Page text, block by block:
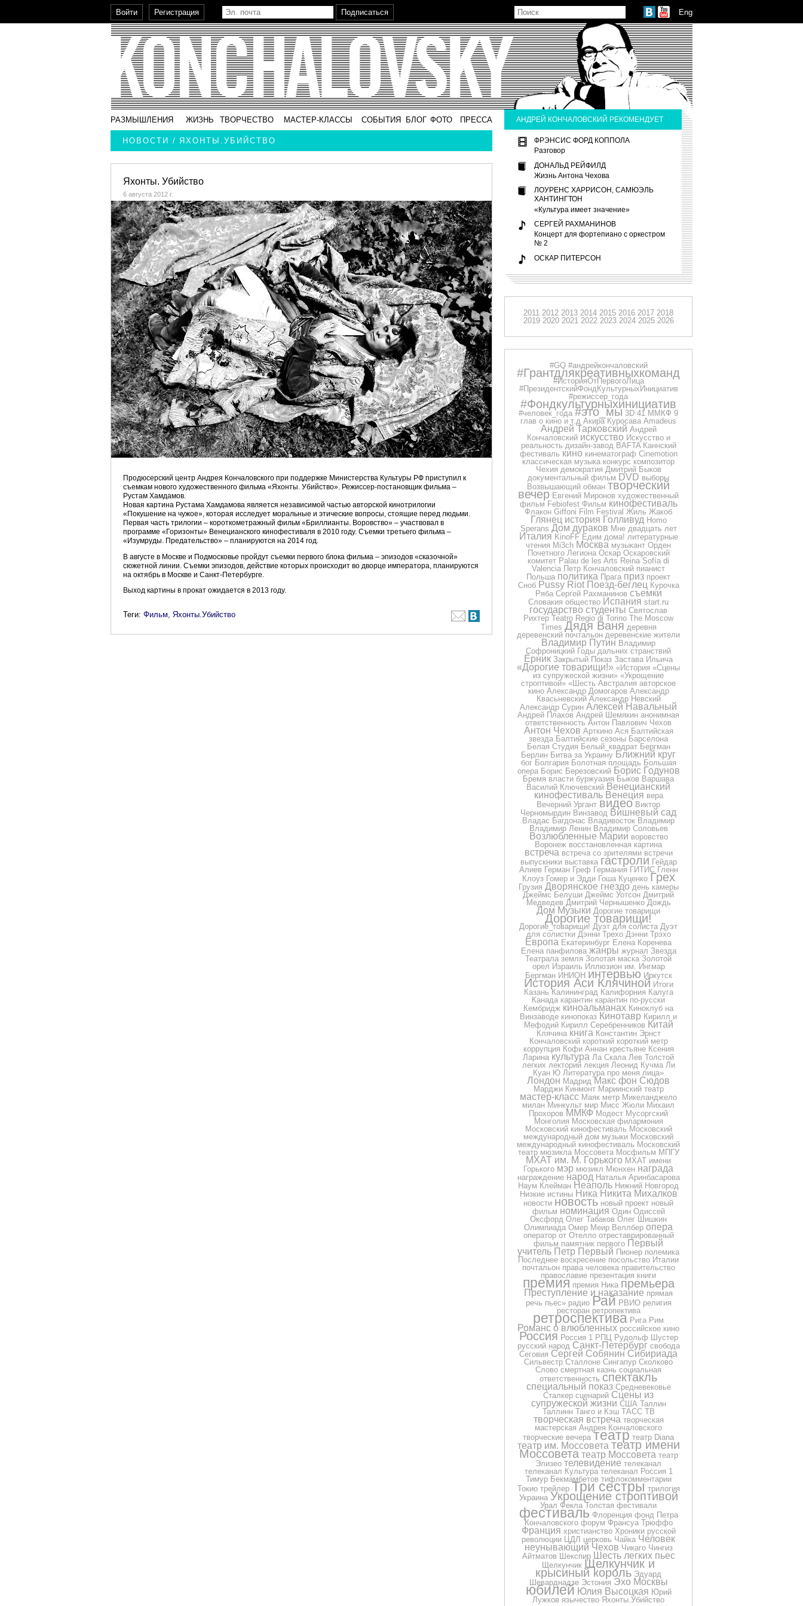
Eng
РАЗМЫШЛЕНИЯ ЖИЗНЬ ТВОРЧЕСТВО МАСТЕР-КЛАССЫ СОБЫТИЯ БЛОГ ФОТО ПРЕССА
НОВОСТИ / ЯХОНТЫ.УБИЙСТВО
Яхонты. Убийство
6 августа 2012 г.
Продюсерский центр Андрея Кончаловского при поддержке Министерства Культуры РФ приступил к
съемкам нового художественного фильма «Яхонты. Убийство». Режиссер-постановщик фильма –
Рустам Хамдамов.
Новая картина Рустама Хамдамова является независимой частью авторской кинотрилогии
«Покушение на чужое», которая исследует моральные и этические вопросы, стоящие перед людьми.
Первая часть трилогии – короткометражный фильм «Бриллианты. Воровство» – участвовал в
программе «Горизонты» Венецианского кинофестиваля в 2010 году. Съемки третьего фильма –
«Изумруды. Предательство» – планируются на 2014 год.
В августе в Москве и Подмосковье пройдут съемки первого блока фильма – эпизодов «сказочной»
сюжетной линии. Съемки эпизодов, действие которых происходит во дворце императора, планируются
на октябрь в Москве и Санкт-Петербурге.
Выход картины в прокат ожидается в 2013 году.
Теги: Фильм, Яхонты.Убийство
АНДРЕЙ КОНЧАЛОВСКИЙ РЕКОМЕНДУЕТ
ФРЭНСИС ФОРД КОППОЛА
Разговор
ДОНАЛЬД РЕЙФИЛД
Жизнь Антона Чехова
ЛОУРЕНС ХАРРИСОН, САМЮЭЛЬ
ХАНТИНГТОН
«Культура имеет значение»
СЕРГЕЙ РАХМАНИНОВ
Концерт для фортепиано с оркестром
№ 2
ОСКАР ПИТЕРСОН
2011 2012 2013 2014 2015 2016 2017 2018
2019 2020 2021 2022 2023 2024 2025 2026
#GQ #андрейкончаловский
#Грантдлякреативныхкоманд
#ИсторияОтПервогоЛица
#ПрезидентскийФондКультурныхИнициатив
#режиссер_года
#Фондкультурныхинициатив
#человек_года #это_мы 3D 41 ММКФ 9
глав о кино и т.д Акира Куросава Amadeus
Андрей Тарковский Андрей
Кончаловский искусство Искусство и
реальность дизайн-завод BAFTA Каннский
фестиваль кино кинематограф Cinemotion
классическая музыка конкурс композитор
Чехия демократия Дмитрий Быков
документальный фильм DVD выборы
Возвышающий обман творческий
вечер Евгений Миронов художественный
фильм Febiofest Фильм кинофестиваль
Флакон Giffoni Film Festival Жиль Жакоб
Глянец история Голливуд Homo
Sperans Дом дураков Мне двадцать лет
Италия KinoFF Едим дома! литературные
чтения Mi3ch Москва музыкант Орден
Почетного Легиона Оскар Оскаровский
комитет Palau de les Arts Reina Sofía di
Valencia Петр Кончаловский пианист
Польша политика Прага приз проект
Сноб Pussy Riot Поезд-беглец Курочка
Ряба Сергей Рахманинов съемки
Словакия общество Испания start.ru
государство студенты Святослав
Рихтер Teatro Regio di Torino The Moscow
Times Дядя Ваня деревня
деревенский почтальон деревенские жители
Владимир Путин Владимир
Софроницкий Годы дальних странствий
Ёрник Закрытый Показ Застава Ильича
«Дорогие товарищи!» «История «Сцены
из супружеской жизни» «Укрощение
строптивой» «Шесть Австралия авторское
кино Александр Домогаров Александр
Квасьневский Александр Невский
Александр Сурин Алексей Навальный
Андрей Плахов Андрей Шемякин анонимная
ответственность Антон Павлович Чехов
Антон Чехов Арткино Ася Балтийская
звезда Балтийские сезоны Барселона
Белая Студия Белый_квадрат Бергман
Берлин Битва за Украину Ближний круг
бог Болгария Болотная площадь Большая
опера Борис Березовский Борис Годунов
Бремя власти буржуазия Быков Варшава
Василий Ключевский Венецианский
кинофестиваль Венеция вера
Вечерний Ургант видео Виктор
Черномырдин Винзавод Вишневый сад
Владас Багдонас Владивосток Владимир
Владимир Ленин Владимир Соловьев
Возлюбленные Марии воровство
Воронеж восстановленная картина
встреча встреча со зрителями встречи
выпускники выставка гастроли Гейдар
Алиев Герман Греф Германия ГИТИС Гленн
Клоуз Гомер и Эдди Гоша Куценко Грех
Грузия Дворянское гнездо день камеры
Джеймс Белуши Джеймс Уотсон Дмитрий
Медведев Дмитрий Чернышенко Дождь
Дом Музыки Дорогие товарищи
Дорогие товарищи!
Дорогие_товарищи! Дуэт для солиста Дуэт
для солистки Дэнни Трехо Дэнни Трэхо
Европа Екатеринбург Елена Коренева
Елена панфилова жанры журнал Звезда
Театрала земля Золотая маска Золотой
орел Израиль Иллюзион им. Ингмар
Бергман ИНИОН интервью Иркутск
История Аси Клячиной Итоги
Казань Калининград Калифорния Калуга
Канада карантин карантин по-русски
Кембридж киноальманах Киноклуб на
Винзаводе кинопоказ Кинотавр Кирилл и
Мефодий Кирилл Серебренников Китай
Клячина книга Константин Эрнст
Кончаловский короткий короткий метр
коррупция Кофи Аннан крестьяне Ксения
Ларина культура Ла Скала Лев Толстой
легких лекторий лекция Леонид Кучма Ли
Куан Ю Литература про меня лица»
Лондон Мадрид Макс фон Сюдов
Марджи Кинмонт Мариинский театр
мастер-класс Маяк метр Микеланджело
милан Минкульт мир Мисс Жюли Михаил
Прохоров ММКФ Модест Мусоргский
Монголия Московская филармония
Московский кинофестиваль Московский
международный дом музыки Московский
международный кинофестиваль Московский
театр мюзикла Моссовета Мосфильм МПГУ
МХАТ им. М. Горького МХАТ имени
Горького мэр мюзикл Мюнхен награда
награждение народ Наталья Аринбасарова
Наум Клейман Неаполь Нижний Новгород
Низкие истины Ника Никита Михалков
новости новость новый проект новый
фильм номинация Один Одиссей
Оксфорд Олег Табаков Олег Шишкин
Олимпиада Омер Меир Веллбер опера
оператор от Отелло отреставрированный
фильм памятник первого Первый
учитель Петр Первый Пионер полемика
Последнее воскресение посольство Италии
почтальон права человека правительство
православие презентация книги
премия премия Ника премьера
Преступление и наказание прямая
речь пьес» радио Рай РВИО религия
ресторан ретропектива
ретроспектива Рига Рим
Романс о влюбленных российское кино
Россия Россия 1 РПЦ Рудольф Шустер
русский народ Санкт-Петербург свобода
Сеговия Сергей Собянин Сибириада
Сильвестр Сталлоне Сингапур Сколково
Слово смертная казнь социальная
ответственность спектакль
специальный показ Средневековье
Сталкер сценарий Сцены из
супружеской жизни США Таллин
Таллинн Танго и Кэш ТАСС ТВ
творческая встреча творческая
мастерская Андрея Кончаловского
творческие вечера театр театр Diana
театр им. Моссовета театр имени
Моссовета театр Моссовета театр
Элизео телевидение телеканал
телеканал Культура телеканал Россия 1
Тимур Бекмамбетов тифлокомментарии
Токио трейлер Три сестры трилогия
Украина Укрощение строптивой
Урал Фекла Толстая фестивали
фестиваль Флоренция фонд Петра
Кончаловского форум Франсуа Трюффо
Франция христианство Хроники русской
революции ЦДЛ церковь Чайка Человек
неунывающий Чехов Чикаго Чингиз
Айтматов Шекспир Шесть легких пьес
Щелкунчик Щелкунчик и
крысиный король Эдуард
Шеварднадзе Эстония Эхо Москвы
юбилей Юлия Высоцкая Юрий
Лужков язычество Яхонты.Убийство